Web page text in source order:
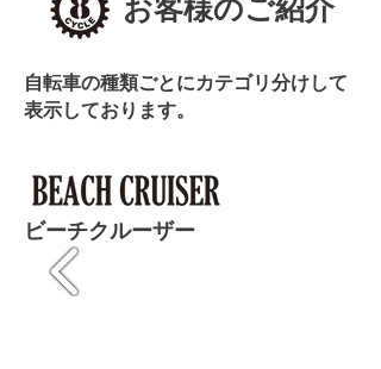
​自転車の種類ごとにカテゴリ分けして
表示しております。
​ビーチクルーザー